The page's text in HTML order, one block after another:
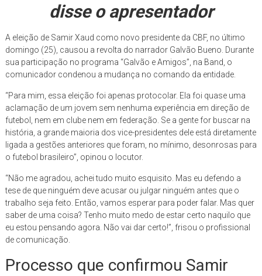
disse o apresentador
A eleição de Samir Xaud como novo presidente da CBF, no último
domingo (25), causou a revolta do narrador Galvão Bueno. Durante
sua participação no programa “Galvão e Amigos”, na Band, o
comunicador condenou a mudança no comando da entidade.
“Para mim, essa eleição foi apenas protocolar. Ela foi quase uma
aclamação de um jovem sem nenhuma experiência em direção de
futebol, nem em clube nem em federação. Se a gente for buscar na
história, a grande maioria dos vice-presidentes dele está diretamente
ligada a gestões anteriores que foram, no mínimo, desonrosas para
o futebol brasileiro”, opinou o locutor.
“Não me agradou, achei tudo muito esquisito. Mas eu defendo a
tese de que ninguém deve acusar ou julgar ninguém antes que o
trabalho seja feito. Então, vamos esperar para poder falar. Mas quer
saber de uma coisa? Tenho muito medo de estar certo naquilo que
eu estou pensando agora. Não vai dar certo!”, frisou o profissional
de comunicação.
Processo que confirmou Samir